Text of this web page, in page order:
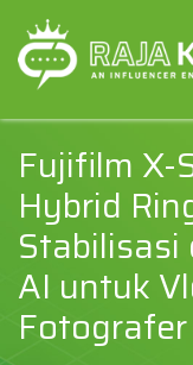
Fujifilm X-
Hybrid
AI untuk
Fotografer